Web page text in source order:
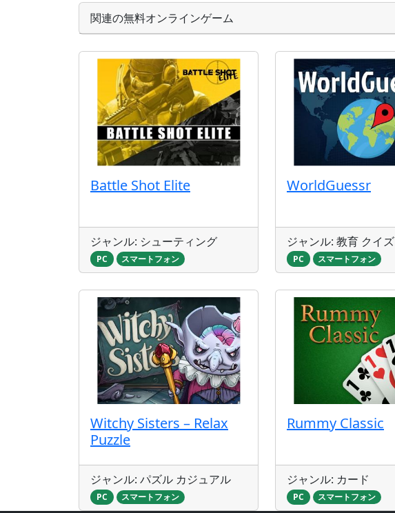
関連の無料オンラインゲーム
Battle Shot Elite
ジャンル: シューティング
PC スマートフォン
WorldGuessr
ジャンル: 教育 クイズ
PC スマートフォン
Witchy Sisters – Relax
Puzzle
ジャンル: パズル カジュアル
PC スマートフォン
Rummy Classic
ジャンル: カード
PC スマートフォン